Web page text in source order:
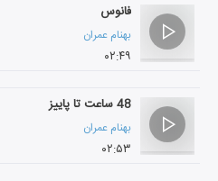
فانوس
بهنام عمران
۰۲:۴۹
48 ساعت تا پاییز
بهنام عمران
۰۲:۵۳